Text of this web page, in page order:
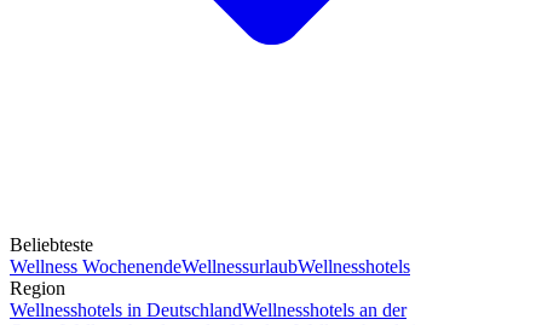
Beliebteste
Wellness WochenendeWellnessurlaubWellnesshotels
Region
Wellnesshotels in DeutschlandWellnesshotels an der